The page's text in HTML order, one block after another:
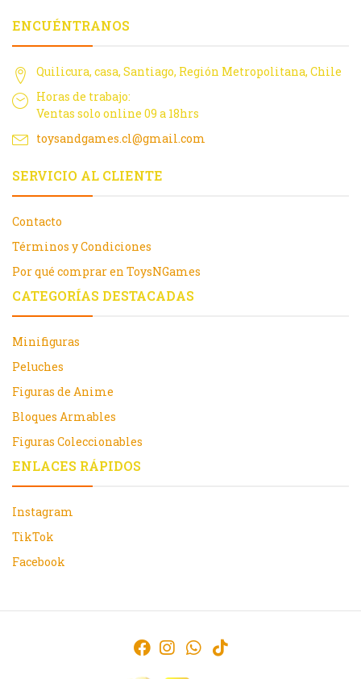
ENCUÉNTRANOS
Quilicura, casa, Santiago, Región Metropolitana, Chile
Horas de trabajo:
Ventas solo online 09 a 18hrs
toysandgames.cl@gmail.com
SERVICIO AL CLIENTE
Contacto
Términos y Condiciones
Por qué comprar en ToysNGames
CATEGORÍAS DESTACADAS
Minifiguras
Peluches
Figuras de Anime
Bloques Armables
Figuras Coleccionables
ENLACES RÁPIDOS
Instagram
TikTok
Facebook